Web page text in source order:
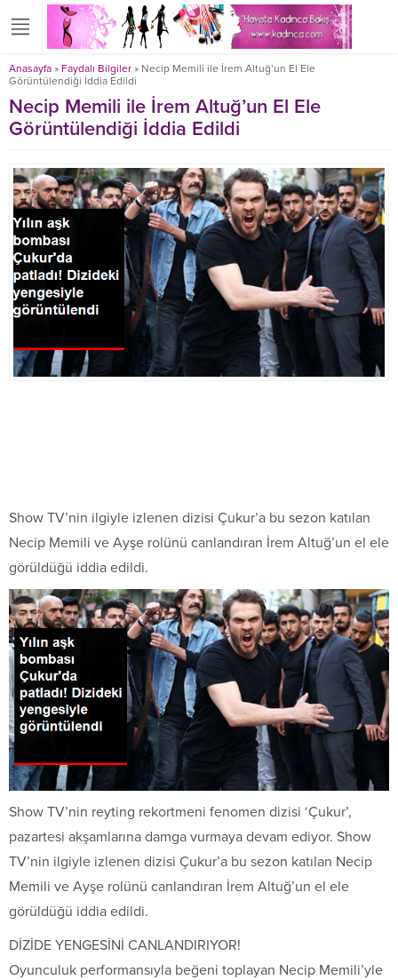
Anasayfa » Faydalı Bilgiler » Necip Memili ile İrem Altuğ’un El Ele
Görüntülendiği İddia Edildi
Necip Memili ile İrem Altuğ’un El Ele
Görüntülendiği İddia Edildi
Show TV’nin ilgiyle izlenen dizisi Çukur’a bu sezon katılan
Necip Memili ve Ayşe rolünü canlandıran İrem Altuğ’un el ele
görüldüğü iddia edildi.
Show TV’nin reyting rekortmeni fenomen dizisi ‘Çukur’,
pazartesi akşamlarına damga vurmaya devam ediyor. Show
TV’nin ilgiyle izlenen dizisi Çukur’a bu sezon katılan Necip
Memili ve Ayşe rolünü canlandıran İrem Altuğ’un el ele
görüldüğü iddia edildi.
DİZİDE YENGESİNİ CANLANDIRIYOR!
Oyunculuk performansıyla beğeni toplayan Necip Memili’yle